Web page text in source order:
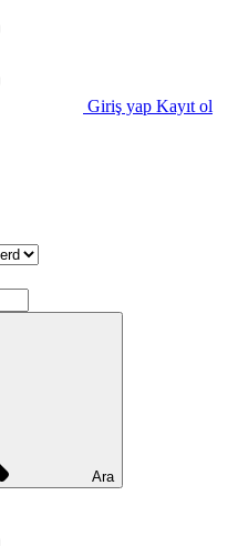
Giriş yap Kayıt ol
Ara